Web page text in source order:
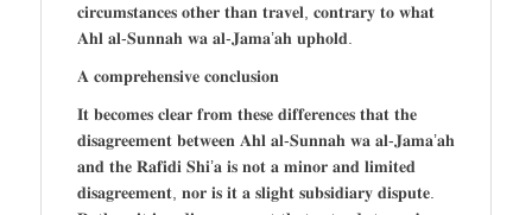
𝐜𝐢𝐫𝐜𝐮𝐦𝐬𝐭𝐚𝐧𝐜𝐞𝐬 𝐨𝐭𝐡𝐞𝐫 𝐭𝐡𝐚𝐧 𝐭𝐫𝐚𝐯𝐞𝐥, 𝐜𝐨𝐧𝐭𝐫𝐚𝐫𝐲 𝐭𝐨 𝐰𝐡𝐚𝐭
𝐀𝐡𝐥 𝐚𝐥-𝐒𝐮𝐧𝐧𝐚𝐡 𝐰𝐚 𝐚𝐥-𝐉𝐚𝐦𝐚’𝐚𝐡 𝐮𝐩𝐡𝐨𝐥𝐝.
𝐀 𝐜𝐨𝐦𝐩𝐫𝐞𝐡𝐞𝐧𝐬𝐢𝐯𝐞 𝐜𝐨𝐧𝐜𝐥𝐮𝐬𝐢𝐨𝐧
𝐈𝐭 𝐛𝐞𝐜𝐨𝐦𝐞𝐬 𝐜𝐥𝐞𝐚𝐫 𝐟𝐫𝐨𝐦 𝐭𝐡𝐞𝐬𝐞 𝐝𝐢𝐟𝐟𝐞𝐫𝐞𝐧𝐜𝐞𝐬 𝐭𝐡𝐚𝐭 𝐭𝐡𝐞
𝐝𝐢𝐬𝐚𝐠𝐫𝐞𝐞𝐦𝐞𝐧𝐭 𝐛𝐞𝐭𝐰𝐞𝐞𝐧 𝐀𝐡𝐥 𝐚𝐥-𝐒𝐮𝐧𝐧𝐚𝐡 𝐰𝐚 𝐚𝐥-𝐉𝐚𝐦𝐚’𝐚𝐡
𝐚𝐧𝐝 𝐭𝐡𝐞 𝐑𝐚𝐟𝐢𝐝𝐢 𝐒𝐡𝐢’𝐚 𝐢𝐬 𝐧𝐨𝐭 𝐚 𝐦𝐢𝐧𝐨𝐫 𝐚𝐧𝐝 𝐥𝐢𝐦𝐢𝐭𝐞𝐝
𝐝𝐢𝐬𝐚𝐠𝐫𝐞𝐞𝐦𝐞𝐧𝐭, 𝐧𝐨𝐫 𝐢𝐬 𝐢𝐭 𝐚 𝐬𝐥𝐢𝐠𝐡𝐭 𝐬𝐮𝐛𝐬𝐢𝐝𝐢𝐚𝐫𝐲 𝐝𝐢𝐬𝐩𝐮𝐭𝐞.